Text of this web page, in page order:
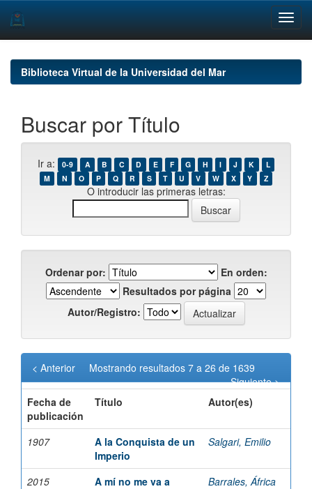
navigationBiblioteca Virtual de la Universidad del Mar
Buscar por Título
Ir a: 0-9 A B C D E F G H I J K
L
M
N O P Q R S T U V W X Y Z
O introducir las primeras letras:
Ordenar por:
En orden:
Resultados por página
Autor/Registro:
Mostrando resultados 7 a 26 de 1639
< Anterior
Siguiente >
Fecha de
publicación
Título Autor(es)
1907
A la Conquista de un
Imperio
Salgari, Emilio
2015
A mí no me va a
Barrales, África